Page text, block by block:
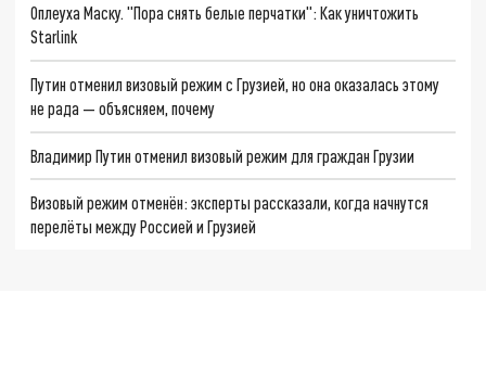
Оплеуха Маску. "Пора снять белые перчатки": Как уничтожить
Starlink
Путин отменил визовый режим с Грузией, но она оказалась этому
не рада — объясняем, почему
Владимир Путин отменил визовый режим для граждан Грузии
Визовый режим отменён: эксперты рассказали, когда начнутся
перелёты между Россией и Грузией